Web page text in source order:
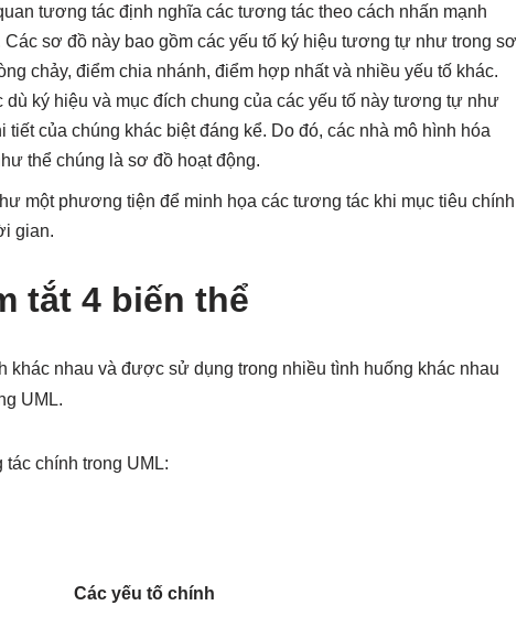
tương tác định nghĩa các tương tác theo cách nhấn mạnh
sơ đồ này bao gồm các yếu tố ký hiệu tương tự như trong sơ
chảy, điểm chia nhánh, điểm hợp nhất và nhiều yếu tố khác.
ký hiệu và mục đích chung của các yếu tố này tương tự như
của chúng khác biệt đáng kể. Do đó, các nhà mô hình hóa
thể chúng là sơ đồ hoạt động.
một phương tiện để minh họa các tương tác khi mục tiêu chính
gian.
tắt 4 biến thể
khác nhau và được sử dụng trong nhiều tình huống khác nhau
UML.
chính trong UML:
Các yếu tố chính